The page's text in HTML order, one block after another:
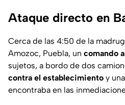
Ataque directo en
Cerca de las 4:50 de la
Amozoc, Puebla, un comando
sujetos, a bordo de dos
contra el establecimiento y
encontraba en las